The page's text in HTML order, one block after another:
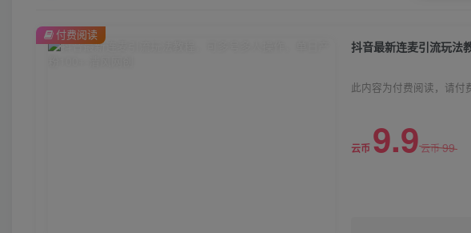
抖音最新连麦引流玩法
此内容为付费阅读，请付
云币 9.9云币99
付费阅读